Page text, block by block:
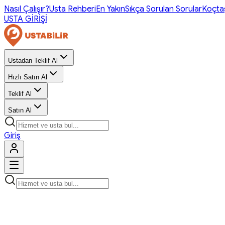
Nasıl Çalışır?Usta RehberiEn YakınSıkça Sorulan Sorular
USTA GİRİŞİ
Ustadan Teklif Al
Hızlı Satın Al
Teklif Al
Satın Al
Giriş